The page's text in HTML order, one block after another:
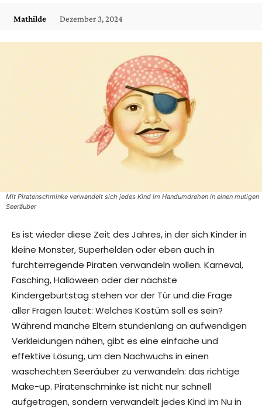
Mathilde Dezember 3, 2024
Mit Piratenschminke verwandelt sich jedes Kind im Handumdrehen in einen mutigen
Seeräuber
Es ist wieder diese Zeit des Jahres, in der sich Kinder in
kleine Monster, Superhelden oder eben auch in
furchterregende Piraten verwandeln wollen. Karneval,
Fasching, Halloween oder der nächste
Kindergeburtstag stehen vor der Tür und die Frage
aller Fragen lautet: Welches Kostüm soll es sein?
Während manche Eltern stundenlang an aufwendigen
Verkleidungen nähen, gibt es eine einfache und
effektive Lösung, um den Nachwuchs in einen
waschechten Seeräuber zu verwandeln: das richtige
Make-up. Piratenschminke ist nicht nur schnell
aufgetragen, sondern verwandelt jedes Kind im Nu in